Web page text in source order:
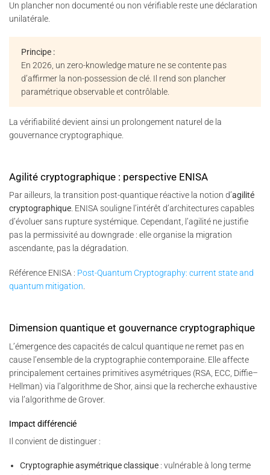
Un plancher non documenté ou non vérifiable reste une déclaration
unilatérale.
Principe :
En 2026, un zero-knowledge mature ne se contente pas
d’affirmer la non-possession de clé. Il rend son plancher
paramétrique observable et contrôlable.
La vérifiabilité devient ainsi un prolongement naturel de la
gouvernance cryptographique.
Agilité cryptographique : perspective ENISA
Par ailleurs, la transition post-quantique réactive la notion d’agilité
cryptographique. ENISA souligne l’intérêt d’architectures capables
d’évoluer sans rupture systémique. Cependant, l’agilité ne justifie
pas la permissivité au downgrade : elle organise la migration
ascendante, pas la dégradation.
Référence ENISA : Post-Quantum Cryptography: current state and
quantum mitigation
Dimension quantique et gouvernance cryptographique
L’émergence des capacités de calcul quantique ne remet pas en
cause l’ensemble de la cryptographie contemporaine. Elle affecte
principalement certaines primitives asymétriques (RSA, ECC, Diffie–
Hellman) via l’algorithme de Shor, ainsi que la recherche exhaustive
via l’algorithme de Grover.
Impact différencié
Il convient de distinguer :
Cryptographie asymétrique classique : vulnérable à long terme